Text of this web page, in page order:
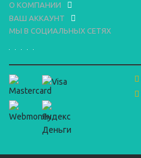
О КОМПАНИИ
ВАШ АККАУНТ
МЫ В СОЦИАЛЬНЫХ СЕТЯХ